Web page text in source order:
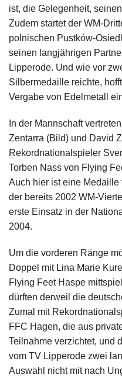
ist, die Gelegenheit,
Zudem startet der WM-
polnischen Pustków-
seinen langjährigen
Lipperode. Und wie vor
Silbermedaille reichte,
Vergabe von Edelmetall
In der Mannschaft
Zentarra (Bild) und David
Rekordnationalspieler
Torben Nass von Flying
Auch hier ist eine Medaille
der bereits 2002 WM-
erste Einsatz in der
2004.
Um die vorderen Ränge
Doppel mit Lina Marie
Flying Feet Haspe
dürften derweil die
Zumal mit
FFC Hagen, die aus
Teilnahme verzichtet, und
vom TV Lipperode zwei
Auswahl nicht mit nach